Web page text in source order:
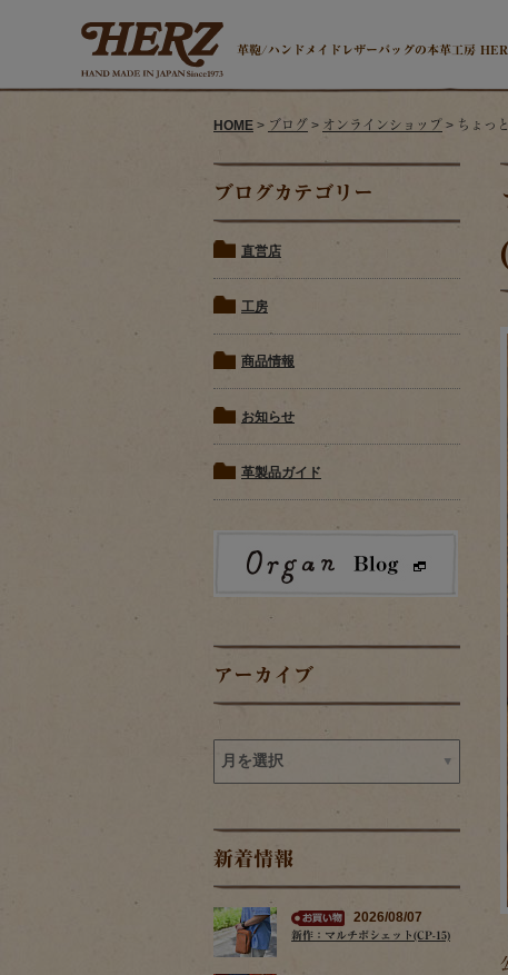
革鞄/ハンドメイドレザーバッグの本革工房
HOME > ブログ > オンラインショップ > ちょっ
ブログカテゴリー
直営店
工房
商品情報
お知らせ
革製品ガイド
アーカイブ
新着情報
2026/08/07
新作：マルチポシェット(CP-15)